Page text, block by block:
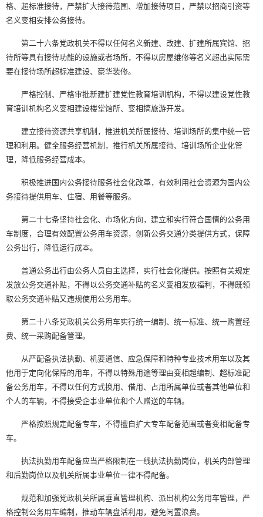
格、超标准接待，严禁扩大接待范围、增加接待项目，严禁以招商引资等
名义变相安排公务接待。
第二十六条党政机关不得以任何名义新建、改建、扩建所属宾馆、招
待所等具有接待功能的设施或者场所，不得以房屋维修等名义超出实际需
要在接待场所超标准建设、豪华装修。
严格控制、严格审批新建扩建党性教育培训机构，不得以建设党性教
育培训机构名义变相建设楼堂馆所、变相搞旅游开发。
建立接待资源共享机制，推进机关所属接待、培训场所的集中统一管
理和利用。健全服务经营机制，推行机关所属接待、培训场所企业化管
理，降低服务经营成本。
积极推进国内公务接待服务社会化改革，有效利用社会资源为国内公
务接待提供用车、住宿、用餐等服务。
第二十七条坚持社会化、市场化方向，建立和实行符合国情的公务用
车制度，合理有效配置公务用车资源，创新公务交通分类提供方式，保障
公务出行，降低运行成本。
普通公务出行由公务人员自主选择，实行社会化提供。按照有关规定
发放公务交通补贴，不得以公务交通补贴的名义变相发放福利，不得既领
取公务交通补贴又违规使用公务用车。
第二十八条党政机关公务用车实行统一编制、统一标准、统一购置经
费、统一采购配备管理。
从严配备执法执勤、机要通信、应急保障和特种专业技术用车以及其
他用于定向化保障的用车，不得以特殊用途等理由变相超编制、超标准配
备公务用车，不得以任何方式换用、借用、占用所属单位或者其他单位和
个人的车辆，不得接受企事业单位和个人赠送的车辆。
严格按照规定配备专车，不得擅自扩大专车配备范围或者变相配备专
车。
执法执勤用车配备应当严格限制在一线执法执勤岗位，机关内部管理
和后勤岗位以及机关所属事业单位一律不得配备。
规范和加强党政机关所属垂直管理机构、派出机构公务用车管理，严
格控制公务用车编制，推动车辆盘活利用，避免闲置浪费。